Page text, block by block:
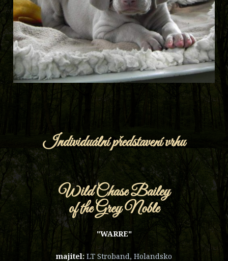
Individuální představení vrhu
Wild Chase Bailey
of the Grey Noble
"WARRE"
majitel: LT Stroband, Holandsko